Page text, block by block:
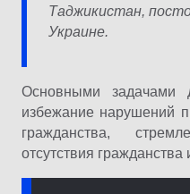
Таджикистан,
Украине.
Основными задачами
избежание нарушений
гражданства,
отсутствия